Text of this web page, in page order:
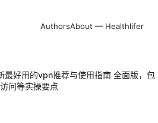
AuthorsAbout — Healthlifer
好用的vpn推荐与使用指南 全面版，包
问等实操要点